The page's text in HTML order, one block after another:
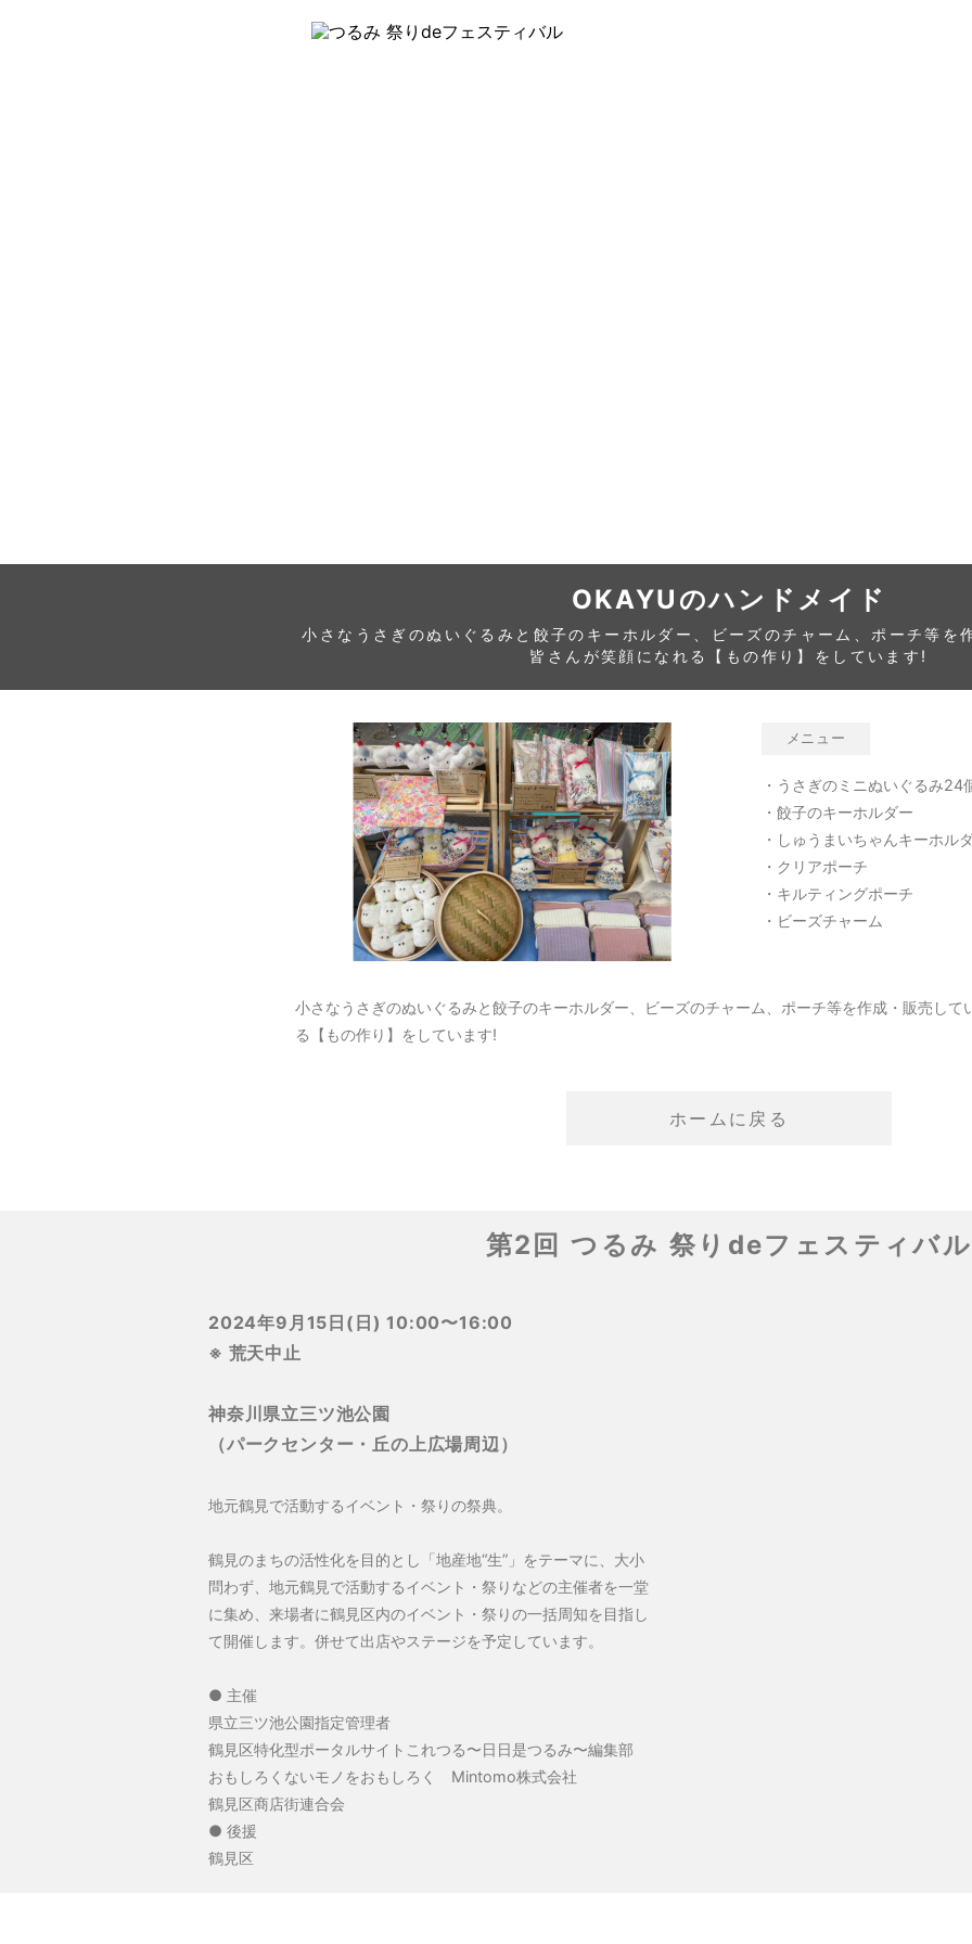
OKAYUのハンドメイド
小さなうさぎのぬいぐるみと餃子のキーホルダー、ビーズのチャーム、ポーチ等を
皆さんが笑顔になれる【もの作り】をしています!
メニュー
・うさぎのミニぬいぐるみ24
・餃子のキーホルダー
・しゅうまいちゃんキーホル
・クリアポーチ
・キルティングポーチ
・ビーズチャーム
小さなうさぎのぬいぐるみと餃子のキーホルダー、ビーズのチャーム、ポーチ等を作成・販売して
る【もの作り】をしています!
ホームに戻る
第2回 つるみ 祭りdeフェスティバル
2024年9月15日(日) 10:00〜16:00
※ 荒天中止
神奈川県立三ツ池公園
（パークセンター・丘の上広場周辺）
地元鶴見で活動するイベント・祭りの祭典。
鶴見のまちの活性化を目的とし「地産地“生”」をテーマに、大小
問わず、地元鶴見で活動するイベント・祭りなどの主催者を一堂
に集め、来場者に鶴見区内のイベント・祭りの一括周知を目指し
て開催します。併せて出店やステージを予定しています。
● 主催
県立三ツ池公園指定管理者
鶴見区特化型ポータルサイトこれつる〜日日是つるみ〜編集部
おもしろくないモノをおもしろく Mintomo株式会社
鶴見区商店街連合会
● 後援
鶴見区